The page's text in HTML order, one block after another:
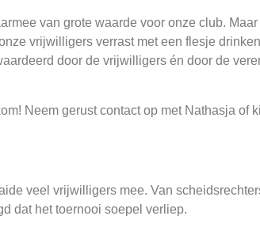
van grote waarde voor onze club.
vrijwilligers verrast met een flesje
door de vrijwilligers én door de
Neem gerust contact op met Nathasja of
veel vrijwilligers mee. Van
dat het toernooi soepel verliep.